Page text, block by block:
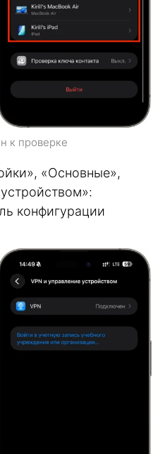
к проверке
«Основные»,
конфигурации